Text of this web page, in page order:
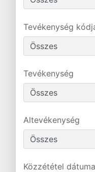
Tevékenység
Tevékenység
Altevékenység
Közzététel dátuma